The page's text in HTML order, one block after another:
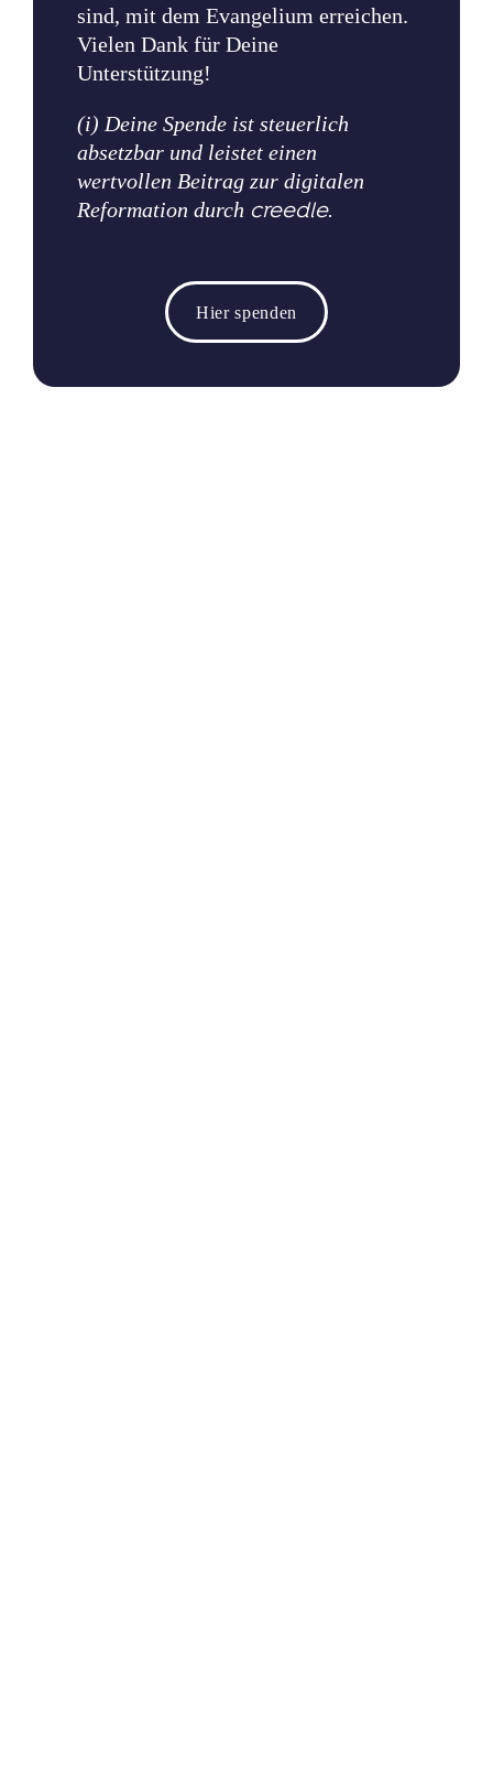
sind, mit dem Evangelium erreichen.
Vielen Dank für Deine
Unterstützung!
(i) Deine Spende ist steuerlich
absetzbar und leistet einen
wertvollen Beitrag zur digitalen
Reformation durch creedle.
Hier spenden